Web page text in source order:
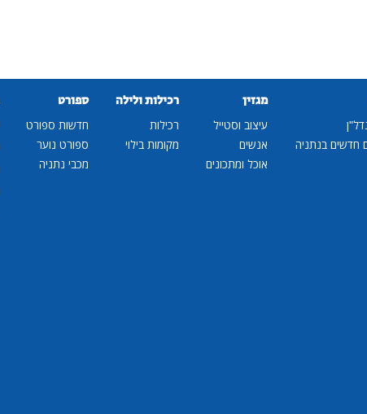
חדשים בנתניה
מגזין
עיצוב וסטייל
אנשים
אוכל ומתכונים
רכילות ולילה
רכילות
מקומות בילוי
ספורט
חדשות ספורט
ספורט נוער
מכבי נתניה